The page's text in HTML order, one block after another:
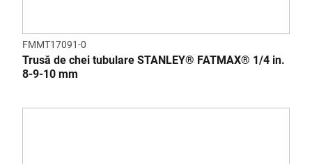
FMMT17091-0
Trusă de chei tubulare STANLEY® FATMAX® 1/4 in.
8-9-10 mm